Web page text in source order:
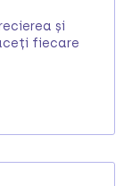
și
fiecare